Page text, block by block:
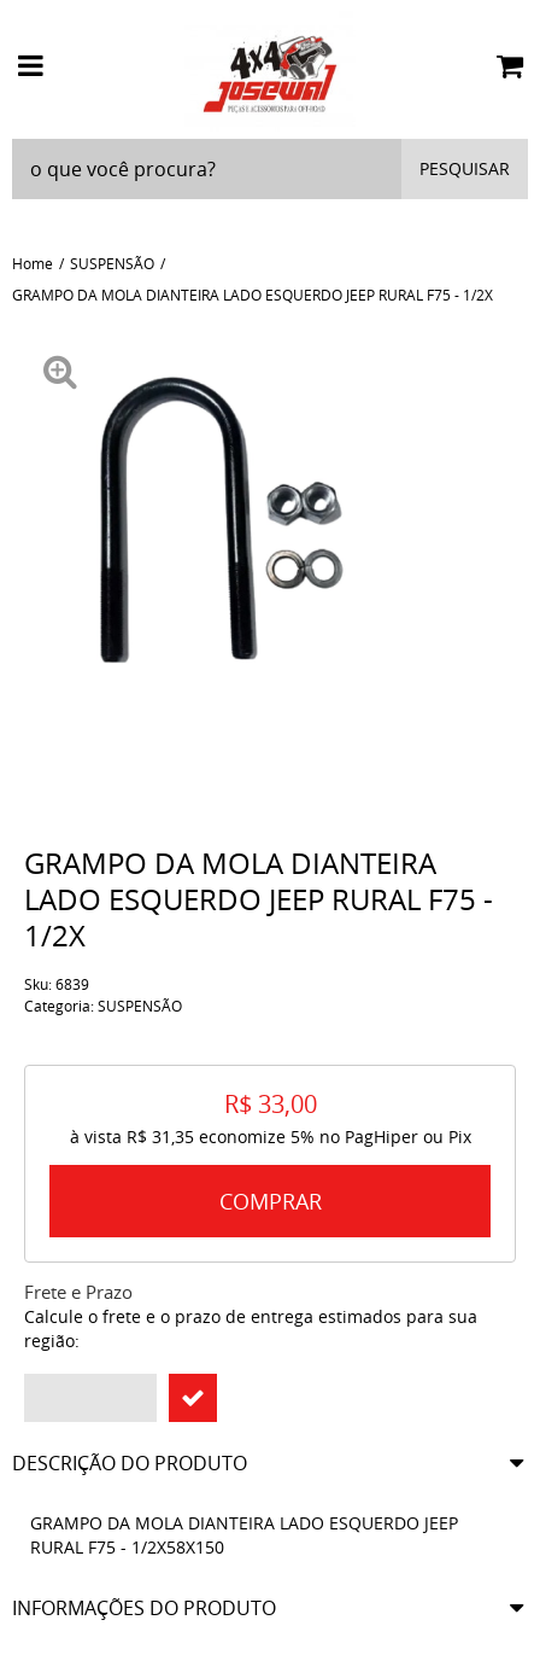
PESQUISAR
Home
SUSPENSÃO
GRAMPO DA MOLA DIANTEIRA LADO ESQUERDO JEEP RURAL F75 - 1/2X
GRAMPO DA MOLA DIANTEIRA
LADO ESQUERDO JEEP RURAL F75 -
1/2X
Sku:6839
Categoria:SUSPENSÃO
R$ 33,00
à vista R$ 31,35economize 5% no PagHiper ou Pix
COMPRAR
Frete e Prazo
Calcule o frete e o prazo de entrega estimados para sua
região:
DESCRIÇÃO DO PRODUTO
GRAMPO DA MOLA DIANTEIRA LADO ESQUERDO JEEP
RURAL F75 - 1/2X58X150
INFORMAÇÕES DO PRODUTO